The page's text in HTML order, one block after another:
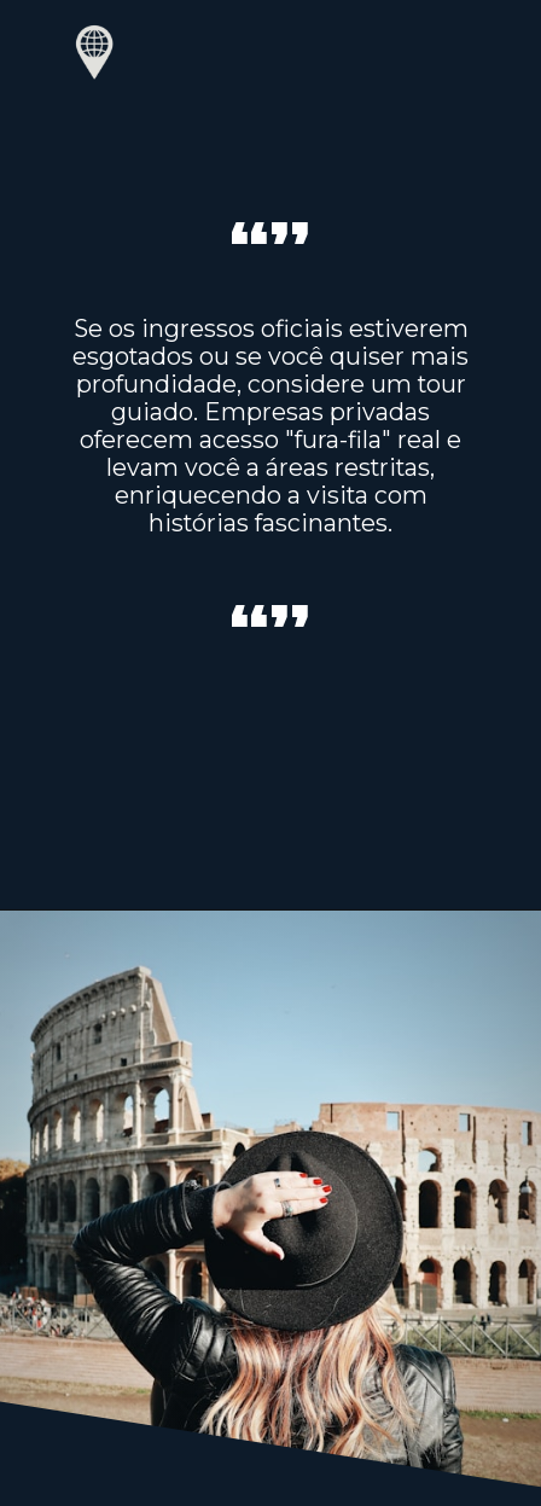
Se os ingressos oficiais estiverem
esgotados ou se você quiser mais
profundidade, considere um tour
guiado. Empresas privadas
oferecem acesso "fura-fila" real e
levam você a áreas restritas,
enriquecendo a visita com
histórias fascinantes.
“”
“”